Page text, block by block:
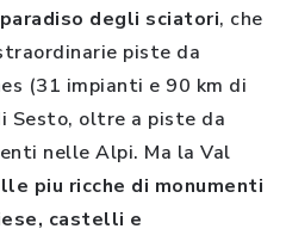
degli sciatori, che
piste da
(31 impianti e 90 km di
Sesto, oltre a piste da
nelle Alpi. Ma la Val
piu ricche di monumenti
castelli e